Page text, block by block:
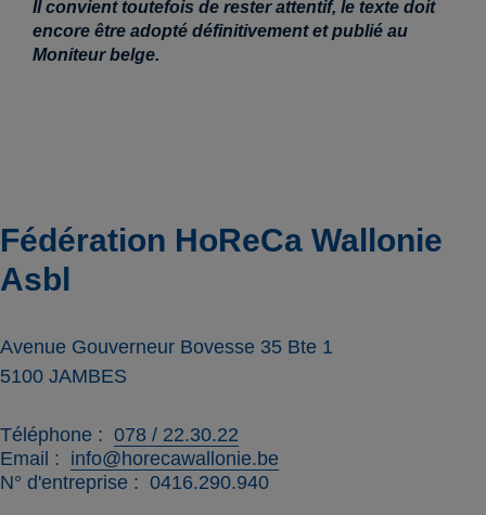
Il convient toutefois de rester attentif, le texte doit
encore être adopté définitivement et publié au
Moniteur belge.
Fédération HoReCa Wallonie
Asbl
Avenue Gouverneur Bovesse 35 Bte 1
5100 JAMBES
Téléphone
078 / 22.30.22
Email
info@horecawallonie.be
N° d'entreprise
0416.290.940